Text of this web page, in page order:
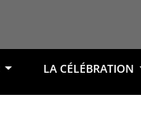
LA CÉLÉBRATION